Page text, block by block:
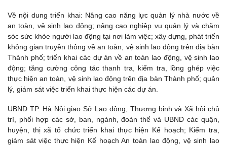
Về nội dung triển khai: Nâng cao năng lực quản lý nhà nước về
an toàn, vệ sinh lao động; nâng cao nghiệp vụ quản lý và chăm
sóc sức khỏe người lao động tại nơi làm việc; xây dựng, phát triển
không gian truyền thông về an toàn, vệ sinh lao động trên địa bàn
Thành phố; triển khai các dự án về an toàn lao động, vệ sinh lao
động; tăng cường công tác thanh tra, kiểm tra, lồng ghép việc
thực hiện an toàn, vệ sinh lao động trên địa bàn Thành phố; quản
lý, giám sát việc triển khai thực hiện các dự án.
UBND TP. Hà Nội giao Sở Lao động, Thương binh và Xã hội chủ
trì, phối hợp các sở, ban, ngành, đoàn thể và UBND các quận,
huyện, thị xã tổ chức triển khai thực hiện Kế hoạch; Kiểm tra,
giám sát việc thực hiện Kế hoạch An toàn lao động, vệ sinh lao